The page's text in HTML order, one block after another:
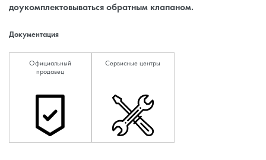
доукомплектовываться обратным клапаном.
Документация
Официальный
продавец
Сервисные центры